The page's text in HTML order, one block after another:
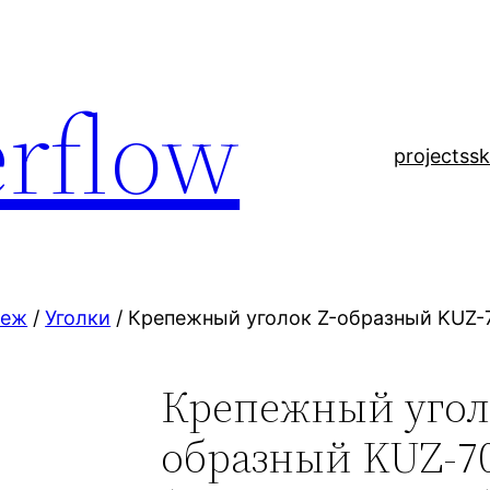
projects
/Уголки / Крепежный уголок Z-образный
Крепежный
образный KUZ-